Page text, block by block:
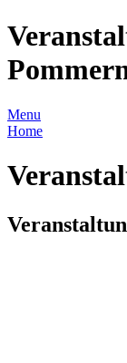
Menu
Home